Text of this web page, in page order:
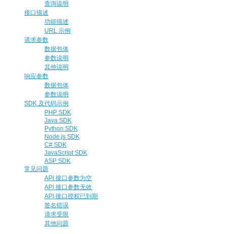
查询说明
接口描述
功能描述
URL 示例
请求参数
数据包体
参数说明
其他说明
响应参数
数据包体
参数说明
SDK 及代码示例
PHP SDK
Java SDK
Python SDK
Node.js SDK
C# SDK
JavaScript SDK
ASP SDK
常见问题
API 接口参数为空
API 接口参数无效
API 接口授权已到期
签名错误
请求受限
其他问题